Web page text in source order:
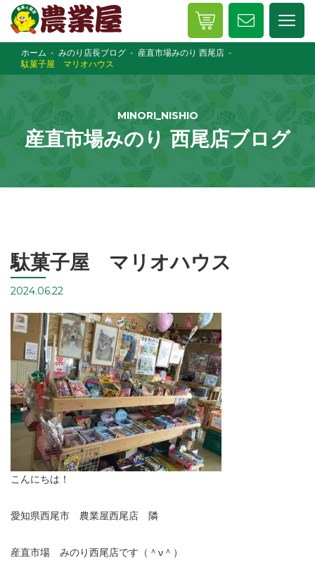
ホーム みのり店長ブログ
産直市場みのり 西尾店
駄菓子屋 マリオハウス
MINORI_NISHIO
産直市場みのり 西尾店ブログ
駄菓子屋 マリオハウス
2024.06.22
こんにちは！
愛知県西尾市 農業屋西尾店 隣
産直市場 みのり西尾店です（＾ ν ＾）